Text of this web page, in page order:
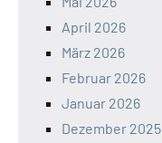
April 2026
März 2026
Februar 2026
Januar 2026
Dezember 2025